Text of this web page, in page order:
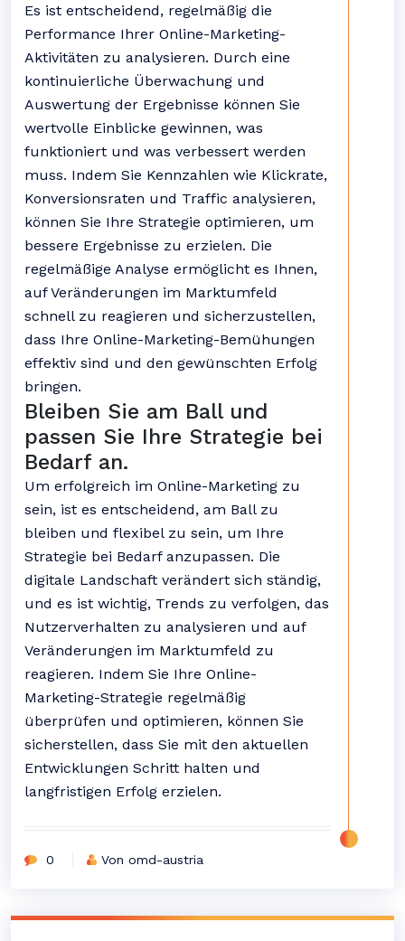
Es ist entscheidend, regelmäßig die
Performance Ihrer Online-Marketing-
Aktivitäten zu analysieren. Durch eine
kontinuierliche Überwachung und
Auswertung der Ergebnisse können Sie
wertvolle Einblicke gewinnen, was
funktioniert und was verbessert werden
muss. Indem Sie Kennzahlen wie Klickrate,
Konversionsraten und Traffic analysieren,
können Sie Ihre Strategie optimieren, um
bessere Ergebnisse zu erzielen. Die
regelmäßige Analyse ermöglicht es Ihnen,
auf Veränderungen im Marktumfeld
schnell zu reagieren und sicherzustellen,
dass Ihre Online-Marketing-Bemühungen
effektiv sind und den gewünschten Erfolg
bringen.
Bleiben Sie am Ball und
passen Sie Ihre Strategie bei
Bedarf an.
Um erfolgreich im Online-Marketing zu
sein, ist es entscheidend, am Ball zu
bleiben und flexibel zu sein, um Ihre
Strategie bei Bedarf anzupassen. Die
digitale Landschaft verändert sich ständig,
und es ist wichtig, Trends zu verfolgen, das
Nutzerverhalten zu analysieren und auf
Veränderungen im Marktumfeld zu
reagieren. Indem Sie Ihre Online-
Marketing-Strategie regelmäßig
überprüfen und optimieren, können Sie
sicherstellen, dass Sie mit den aktuellen
Entwicklungen Schritt halten und
langfristigen Erfolg erzielen.
0 Von omd-austria